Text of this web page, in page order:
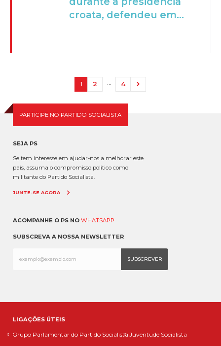
croata, defendeu em...
1 2 … 4
PARTICIPE NO PARTIDO SOCIALISTA
SEJA PS
Se tem interesse em ajudar-nos a melhorar este
país, assuma o compromisso político como
militante do Partido Socialista.
JUNTE-SE AGORA
ACOMPANHE O PS NO WHATSAPP
SUBSCREVA A NOSSA NEWSLETTER
LIGAÇÕES ÚTEIS
Grupo Parlamentar do Partido Socialista Juventude Socialista